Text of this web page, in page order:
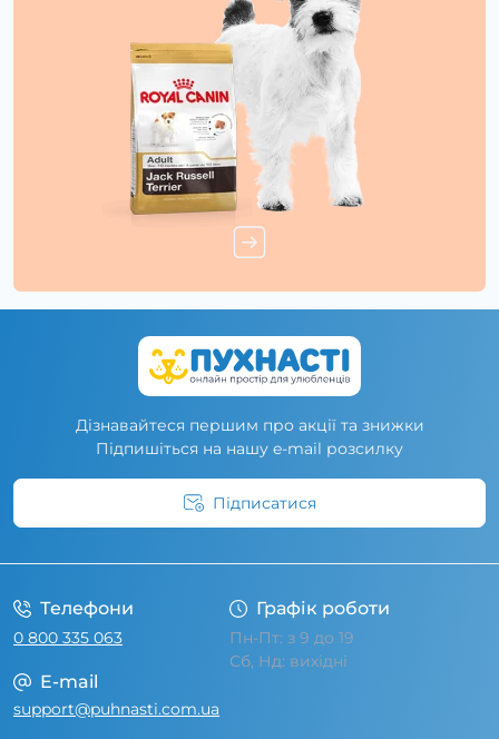
Дізнавайтеся першим про акції та знижки
Підпишіться на нашу e-mail розсилку
Підписатися
Телефони
0 800 335 063
Графік роботи
Пн-Пт: з 9 до 19
Сб, Нд: вихідні
E-mail
support@puhnasti.com.ua